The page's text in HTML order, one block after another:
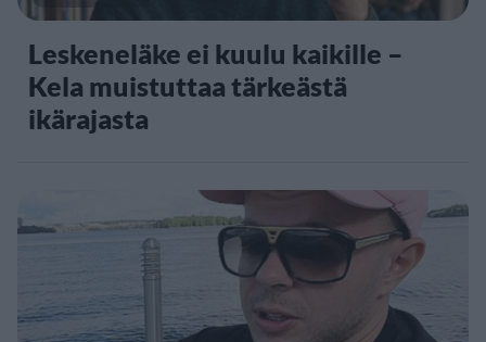
Leskeneläke ei kuulu kaikille –
Kela muistuttaa tärkeästä
ikärajasta